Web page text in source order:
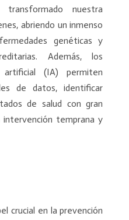
transformado nuestra
abriendo un inmenso
genéticas y
Además, los
artificial (IA) permiten
de datos, identificar
de salud con gran
intervención temprana y
crucial en la prevención